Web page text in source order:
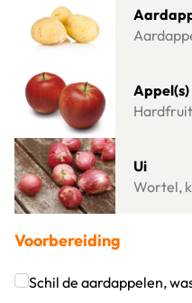
Appel(s)
Hardfruit
Lees meer over Appel(s)
Ui
Wortel,
Lees meer over Ui
Voorbereiding
Schil de aardappelen,